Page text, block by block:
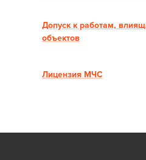
Допуск к работам,
объектов
Лицензия МЧС